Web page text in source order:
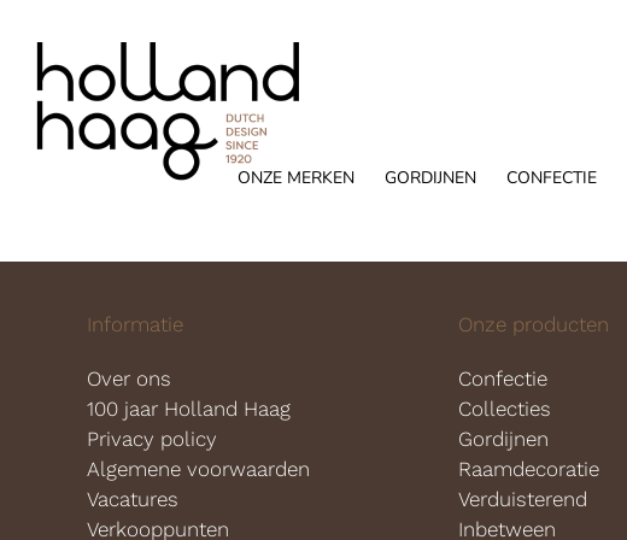
naar
inhoud
ONZE MERKEN GORDIJNEN CONFECTIE
Informatie
Over ons
100 jaar Holland Haag
Privacy policy
Algemene voorwaarden
Vacatures
Verkooppunten
Onze producten
Confectie
Collecties
Gordijnen
Raamdecoratie
Verduisterend
Inbetween